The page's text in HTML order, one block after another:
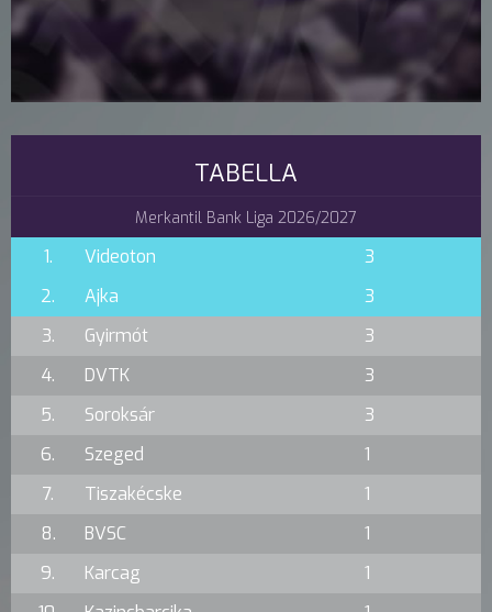
TABELLA
Merkantil Bank Liga 2026/2027
1. Videoton
3
2.
Ajka
3
3.
Gyirmót
3
4.
DVTK
3
5.
Soroksár
3
6.
Szeged
1
7.
Tiszakécske
1
8.
BVSC
1
9.
Karcag
1